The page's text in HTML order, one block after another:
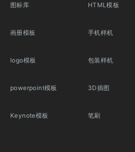
图标库
画册模板
logo模板
powerpoint模板
Keynote模板
HTML模板
手机样机
包装样机
3D插图
笔刷